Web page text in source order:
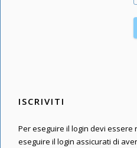
ISCRIVITI
Per eseguire il login devi essere
eseguire il login assicurati di